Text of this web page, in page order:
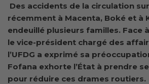
Des accidents de la circulation
récemment à Macenta, Boké et à
endeuillé plusieurs familles. Face
le vice-président chargé des
l’UFDG a exprimé sa
Fofana exhorte l’État à prendre
pour réduire ces drames routiers.